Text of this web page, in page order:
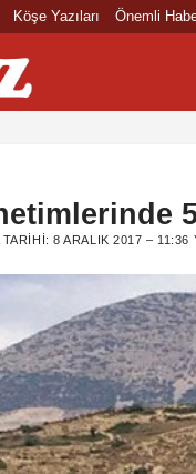
Köşe Yazıları Önemli
TARIHI:8 ARALIK 2017 – 11:36